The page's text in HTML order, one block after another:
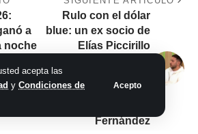
acepta las
y Condiciones de
Acepto
a
noche
en
Rulo con el dólar
blue: un ex socio de
Elías Piccirillo
arrepentido y
Fernández